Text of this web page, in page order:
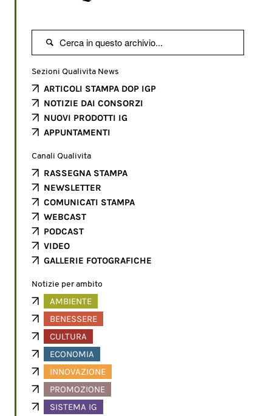

Sezioni Qualivita News
ARTICOLI STAMPA DOP IGP
NOTIZIE DAI CONSORZI
NUOVI PRODOTTI IG
APPUNTAMENTI
Canali Qualivita
RASSEGNA STAMPA
NEWSLETTER
COMUNICATI STAMPA
WEBCAST
PODCAST
VIDEO
GALLERIE FOTOGRAFICHE
Notizie per ambito
AMBIENTE
BENESSERE
CULTURA
ECONOMIA
INNOVAZIONE
PROMOZIONE
SISTEMA IG